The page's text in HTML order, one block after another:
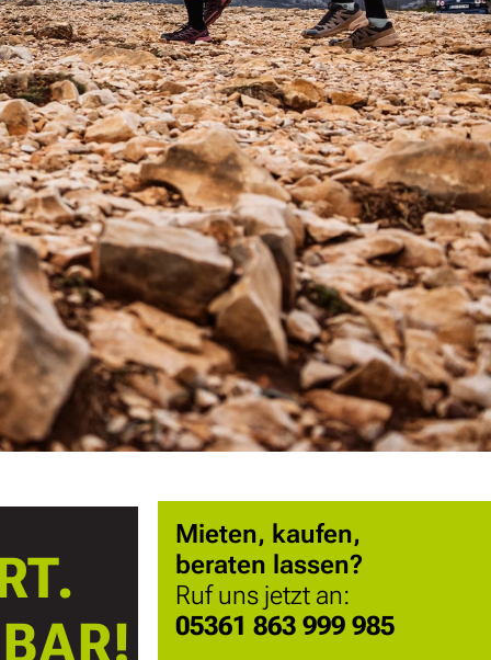
Mieten, kaufen,
beraten lassen?
Ruf uns jetzt an:
05361 863 999 985